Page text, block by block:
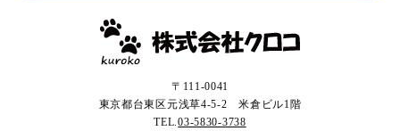
〒111-0041
東京都台東区元浅草4-5-2 米倉ビル1階
TEL.03-5830-3738